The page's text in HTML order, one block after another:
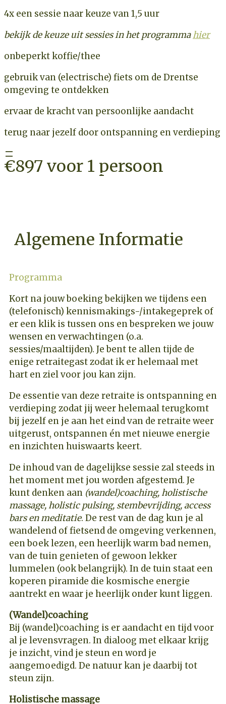
4x een sessie naar keuze van 1,5 uur
bekijk de keuze uit sessies in het programmahier
onbeperkt koffie/thee
gebruik van (electrische) fiets om de Drentse
omgeving te ontdekken
ervaar de kracht van persoonlijke aandacht
terug naar jezelf door ontspanning en verdieping
=
€897 voor 1 persoon
Algemene Informatie
Programma
Kort na jouw boeking bekijken we tijdens een
(telefonisch) kennismakings-/intakegeprek of
er een klik is tussen ons en bespreken we jouw
wensen en verwachtingen (o.a.
sessies/maaltijden). Je bent te allen tijde de
enige retraitegast zodat ik er helemaal met
hart en ziel voor jou kan zijn.
De essentie van deze retraite is ontspanning en
verdieping zodat jij weer helemaal terugkomt
bij jezelf en je aan het eind van de retraite weer
uitgerust, ontspannen én met nieuwe energie
en inzichten huiswaarts keert.
De inhoud van de dagelijkse sessie zal steeds in
het moment met jou worden afgestemd. Je
kunt denken aan (wandel)coaching, holistische
massage, holistic pulsing, stembevrijding, access
bars en meditatie. De rest van de dag kun je al
wandelend of fietsend de omgeving verkennen,
een boek lezen, een heerlijk warm bad nemen,
van de tuin genieten of gewoon lekker
lummelen (ook belangrijk). In de tuin staat een
koperen piramide die kosmische energie
aantrekt en waar je heerlijk onder kunt liggen.
(Wandel)coaching
Bij (wandel)coaching is er aandacht en tijd voor
al je levensvragen. In dialoog met elkaar krijg
je inzicht, vind je steun en word je
aangemoedigd. De natuur kan je daarbij tot
steun zijn.
Holistische massage